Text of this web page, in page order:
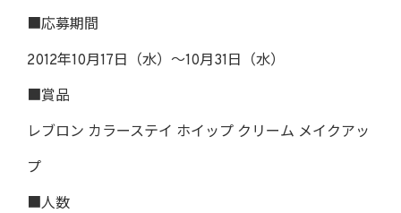
■応募期間
2012年10月17日（水）～10月31日（水）
■賞品
レブロン カラーステイ ホイップ クリーム メイクアッ
プ
■人数